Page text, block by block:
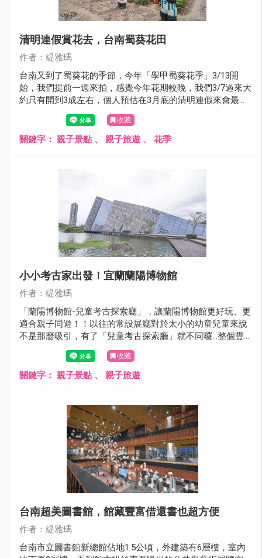
清明連假賞花去，台南蜀葵花田
作者：緹雅瑪
台南又到了蜀葵花的季節，今年「學甲蜀葵花季」3/13開
始，我們提前一週來拍，感覺今年花期較晚，我們3/7過來大
約只有開到3成左右，個人預估在3月底的清明連假來會最
美，看完蜀葵花也別忘了後面整片的金色麥田，也超好拍
的！！完全就是個網美天堂。
收藏
關鍵字： 親子景點 、 親子旅遊 、 花季
小小考古家出發！宜蘭蘭陽博物館
作者：緹雅瑪
「蘭陽博物館-兒童考古探索廳」，讓蘭陽博物館更好玩、更
適合親子同遊！！以往的常設展廳對於太小的幼童兒童來說
不是那麼吸引，有了「兒童考古探索廳」就不同囉…整個豐
富度大躍進，還沒來的親子族群看過來，每人50元就能當小
小考古探險家，而且1:1復刻還原的「淇武蘭傳統家屋」超好
拍，值得一訪！
收藏
關鍵字： 親子景點 、 親子旅遊
台南超美圖書館，館藏豐富借還書也超方便
作者：緹雅瑪
台南市立圖書館新總館佔地1.5公頃，外建築有6層樓，室內